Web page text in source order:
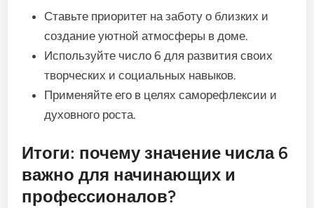
Ставьте приоритет на заботу о близких и
создание уютной атмосферы в доме.
Используйте число 6 для развития своих
творческих и социальных навыков.
Применяйте его в целях саморефлексии и
духовного роста.
Итоги: почему значение числа 6
важно для начинающих и
профессионалов?